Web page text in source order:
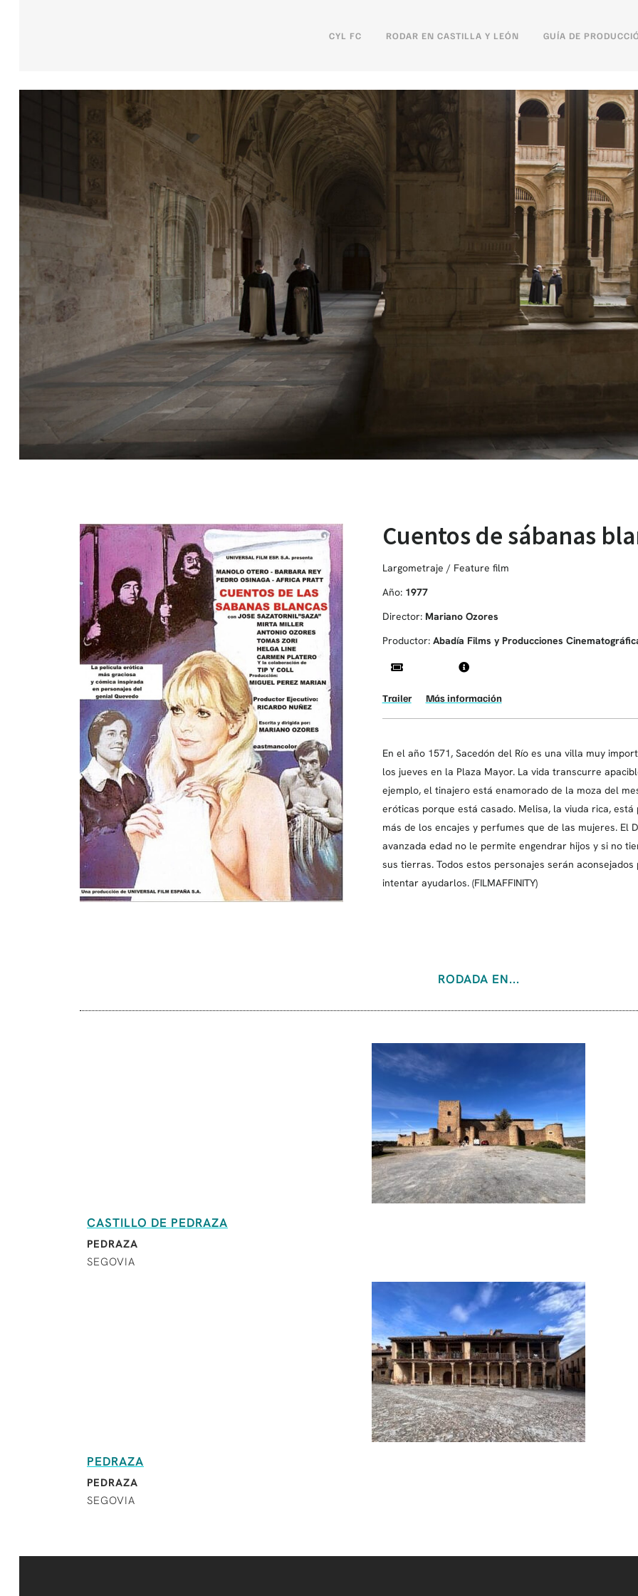
CYL FC RODAR EN CASTILLA Y LEÓN GUÍA DE
Cuentos de sábanas
Largometraje / Feature film
Año: 1977
Director: Mariano Ozores
Productor: Abadía Films y Producciones
Trailer Más información
En el año 1571, Sacedón del Río es una villa muy
los jueves en la Plaza Mayor. La vida transcurre
ejemplo, el tinajero está enamorado de la moza del
eróticas porque está casado. Melisa, la viuda rica,
más de los encajes y perfumes que de las mujeres. El
avanzada edad no le permite engendrar hijos y si no
sus tierras. Todos estos personajes serán
intentar ayudarlos. (FILMAFFINITY)
RODADA EN...
CASTILLO DE PEDRAZA
PEDRAZA
SEGOVIA
PEDRAZA
PEDRAZA
SEGOVIA